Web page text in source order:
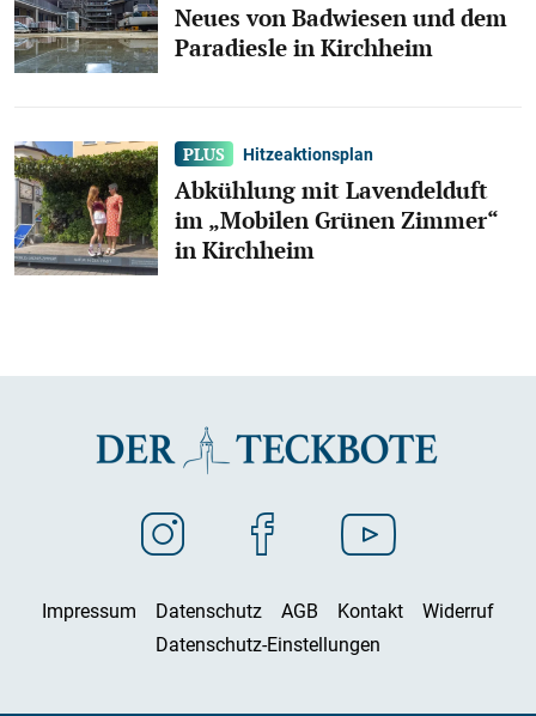
Neues von Badwiesen und dem
Paradiesle in Kirchheim
Hitzeaktionsplan
Abkühlung mit Lavendelduft
im „Mobilen Grünen Zimmer“
in Kirchheim
Impressum Datenschutz AGB Kontakt
Widerruf
Datenschutz-Einstellungen